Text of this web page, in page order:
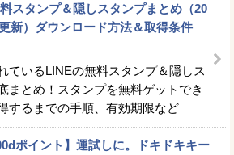
料スタンプ＆隠しスタンプまとめ（20
新）ダウンロード方法＆取得条件
ているLINEの無料スタンプ＆隠しス
まとめ！スタンプを無料ゲットでき
するまでの手順、有効期限など
ポイント】運試しに。ドキドキキー